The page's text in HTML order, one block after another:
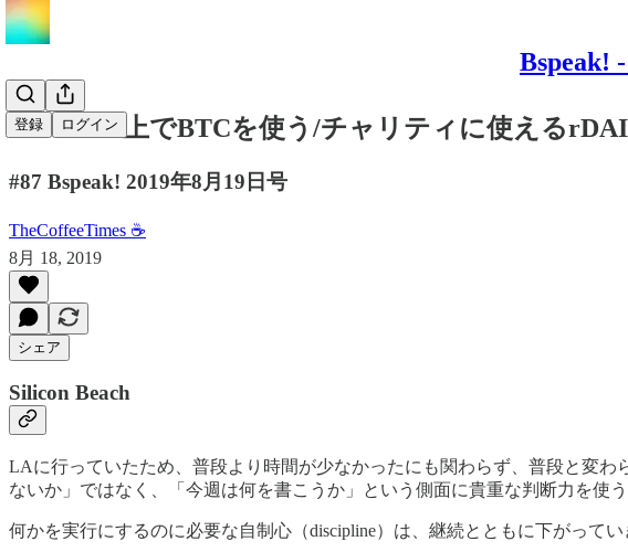
Bspeak!
登録 ログイン
Ethereum上でBTCを使う/チャリティに使える
#87 Bspeak! 2019年8月19日号
TheCoffeeTimes ☕
8月 18, 2019
シェア
Silicon Beach
LAに行っていたため、普段より時間が少なかったにも関わらず、普段と変
ないか」ではなく、「今週は何を書こうか」という側面に貴重な判断力を使
何かを実行にするのに必要な自制心（discipline）は、継続とともに下がって